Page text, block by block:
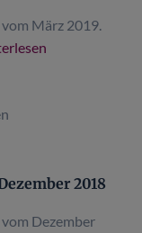
März 2019.
2018
Dezember